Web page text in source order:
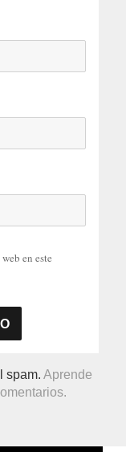
en este
spam.Aprende